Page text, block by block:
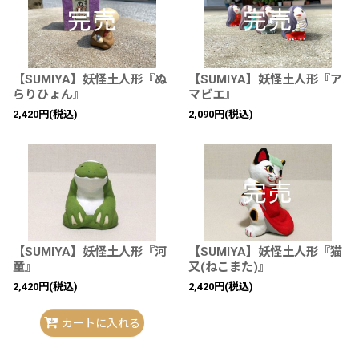
【SUMIYA】妖怪土人形『ぬ
らりひょん』
2,420円 (税込)
【SUMIYA】妖怪土人形『ア
マビエ』
2,090円 (税込)
【SUMIYA】妖怪土人形『河
童』
2,420円 (税込)
カートに入れる
【SUMIYA】妖怪土人形『猫
又(ねこまた)』
2,420円 (税込)